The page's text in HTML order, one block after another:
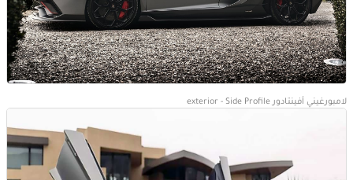
لامبورغيني أفينتادور exterior - Side Profile